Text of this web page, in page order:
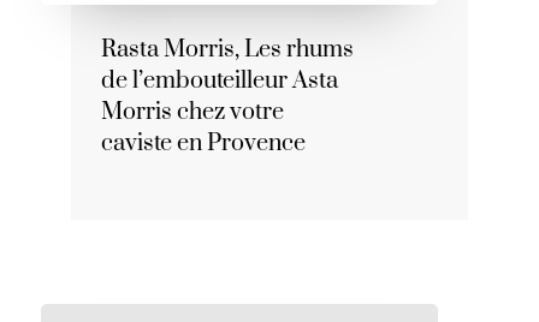
Rasta Morris, Les rhums
de l’embouteilleur Asta
Morris chez votre
caviste en Provence